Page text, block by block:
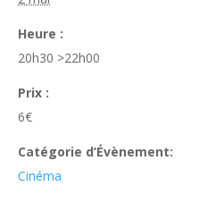
Heure :
20h30 >22h00
Prix :
6€
Catégorie d’Évènement:
Cinéma